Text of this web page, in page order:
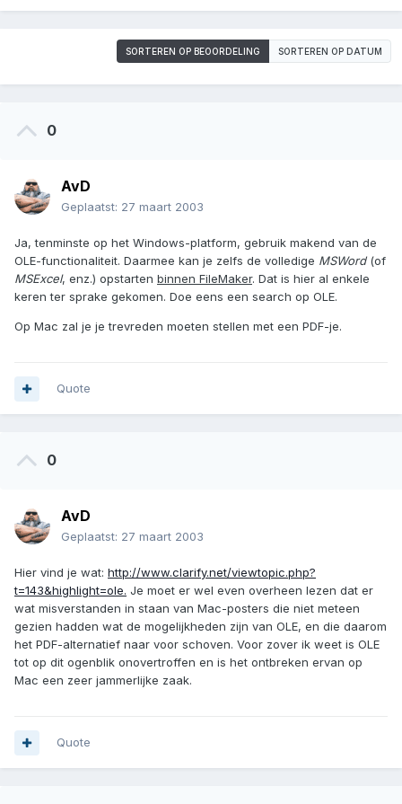
SORTEREN OP BEOORDELING SORTEREN OP DATUM
0
AvD
Geplaatst: 27 maart 2003
Ja, tenminste op het Windows-platform, gebruik makend van de
OLE-functionaliteit. Daarmee kan je zelfs de volledige MSWord(of
MSExcel, enz.) opstarten binnen FileMaker. Dat is hier al enkele
keren ter sprake gekomen. Doe eens een search op OLE.
Op Mac zal je je trevreden moeten stellen met een PDF-je.
Quote
0
AvD
Geplaatst: 27 maart 2003
Hier vind je wat: http://www.clarify.net/viewtopic.php?
t=143&highlight=ole. Je moet er wel even overheen lezen dat er
wat misverstanden in staan van Mac-posters die niet meteen
gezien hadden wat de mogelijkheden zijn van OLE, en die daarom
het PDF-alternatief naar voor schoven. Voor zover ik weet is OLE
tot op dit ogenblik onovertroffen en is het ontbreken ervan op
Mac een zeer jammerlijke zaak.
Quote